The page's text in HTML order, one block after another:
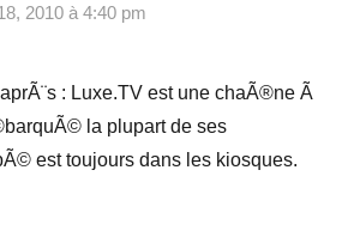
2010 à 4:40 pm
: Luxe.TV est une chaÃ®ne Ã
la plupart de ses
est toujours dans les kiosques.